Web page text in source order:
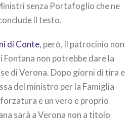
senza Portafoglio che ne
il testo.
di Conte, però, il patrocinio non
Fontana non potrebbe dare la
di Verona. Dopo giorni di tira e
del ministro per la Famiglia
e un vero e proprio
sarà a Verona non a titolo